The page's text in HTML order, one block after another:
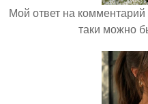
Мой ответ на
таки можно